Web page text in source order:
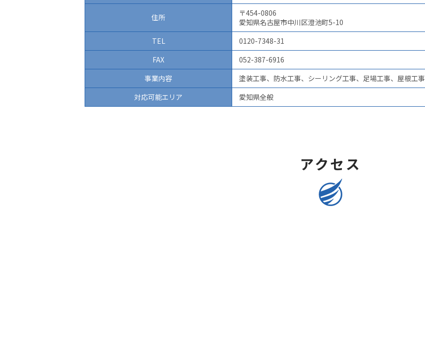
住所
〒454-0806
愛知県名古屋市中川区澄池町5-10
TEL
0120-7348-31
FAX
052-387-6916
事業内容
塗装工事、防水工事、シーリング工事、足場工事、屋根工事
対応可能エリア 愛知県全般
アクセス